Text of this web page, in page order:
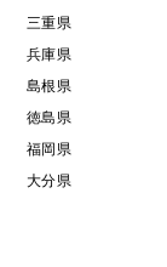
三重県
兵庫県
島根県
徳島県
福岡県
大分県